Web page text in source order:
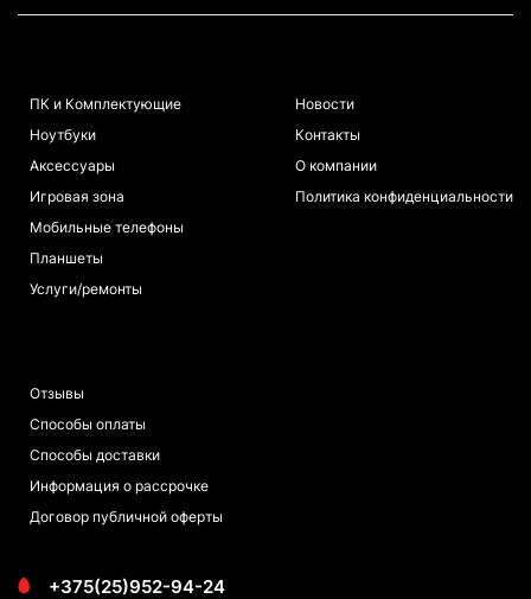
ПК и Комплектующие
Ноутбуки
Аксессуары
Игровая зона
Мобильные телефоны
Планшеты
Услуги/ремонты
Новости
Контакты
О компании
Политика конфиденциальности
Отзывы
Способы оплаты
Способы доставки
Информация о рассрочке
Договор публичной оферты
+375(25)952-94-24